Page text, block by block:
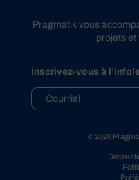
Pragmatik vous
projets et
Inscrivez-vous à
© 2026